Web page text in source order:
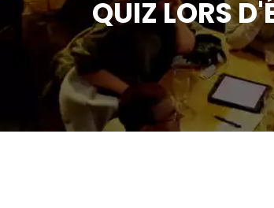
QUIZ LORS